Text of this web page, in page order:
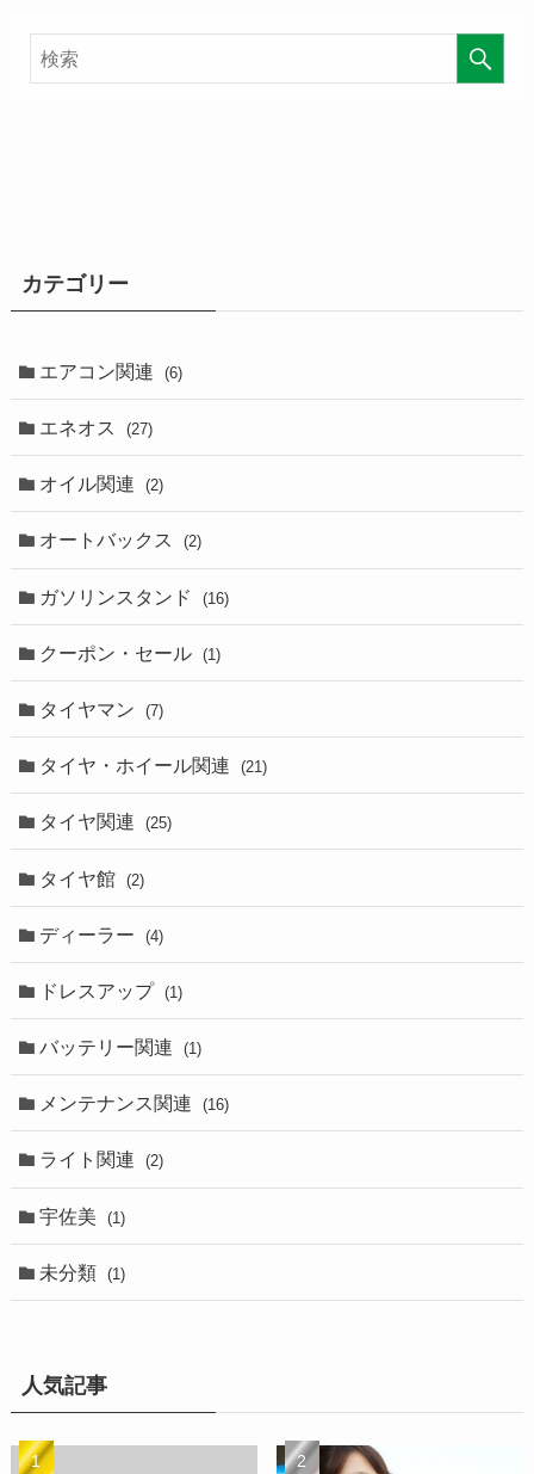
カテゴリー
エアコン関連 (6)
エネオス (27)
オイル関連 (2)
オートバックス (2)
ガソリンスタンド (16)
クーポン・セール (1)
タイヤマン (7)
タイヤ・ホイール関連 (21)
タイヤ関連 (25)
タイヤ館 (2)
ディーラー (4)
ドレスアップ (1)
バッテリー関連 (1)
メンテナンス関連 (16)
ライト関連 (2)
宇佐美 (1)
未分類 (1)
人気記事